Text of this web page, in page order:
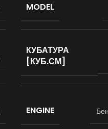
MODEL
КУБАТУРА
[КУБ.СМ]
ENGINE